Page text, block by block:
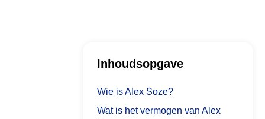
Inhoudsopgave
Wie is Alex Soze?
Wat is het vermogen van Alex